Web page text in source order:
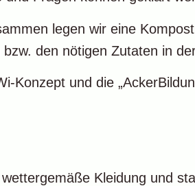
legen wir eine
den nötigen Zutaten in
Konzept und die
Kleidung und